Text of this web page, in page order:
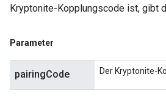
Kryptonite-Kopplungscode ist, gibt
Parameter
pairingCode Der Kryptonite-